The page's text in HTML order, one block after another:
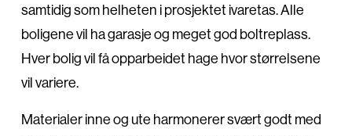
samtidig som helheten i prosjektet ivaretas. Alle
boligene vil ha garasje og meget god boltreplass.
Hver bolig vil få opparbeidet hage hvor størrelsene
vil variere.
Materialer inne og ute harmonerer svært godt med